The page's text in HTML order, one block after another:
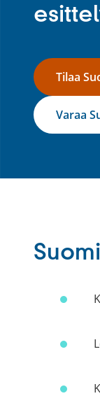
Tilaa
Varaa